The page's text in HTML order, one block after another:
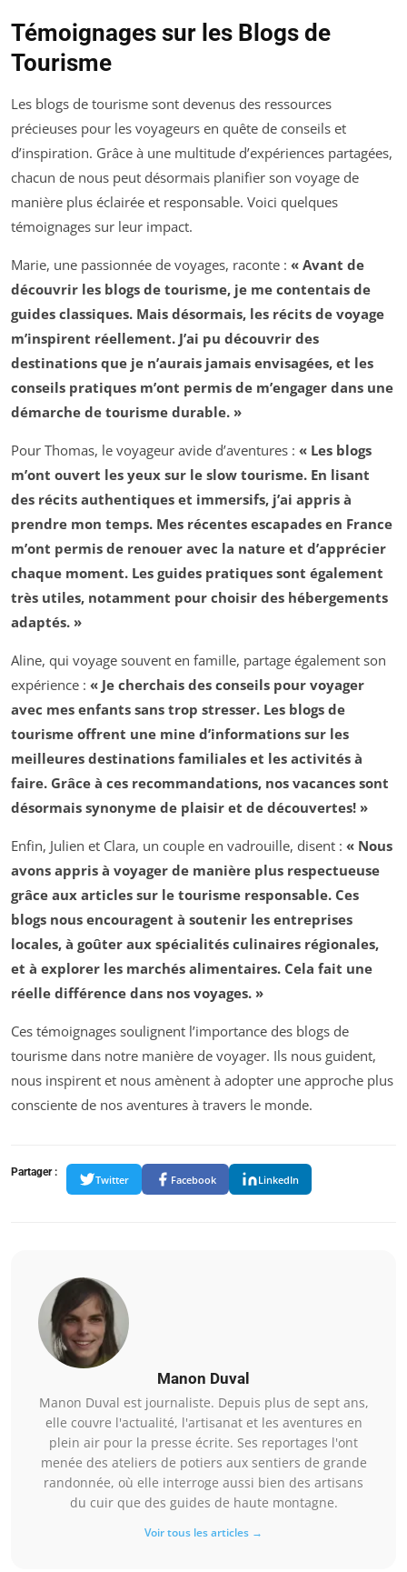
Témoignages sur les Blogs de
Tourisme
Les blogs de tourisme sont devenus des ressources
précieuses pour les voyageurs en quête de conseils et
d’inspiration. Grâce à une multitude d’expériences partagées,
chacun de nous peut désormais planifier son voyage de
manière plus éclairée et responsable. Voici quelques
témoignages sur leur impact.
Marie, une passionnée de voyages, raconte : « Avant de
découvrir les blogs de tourisme, je me contentais de
guides classiques. Mais désormais, les récits de voyage
m’inspirent réellement. J’ai pu découvrir des
destinations que je n’aurais jamais envisagées, et les
conseils pratiques m’ont permis de m’engager dans une
démarche de tourisme durable. »
Pour Thomas, le voyageur avide d’aventures : « Les blogs
m’ont ouvert les yeux sur le slow tourisme. En lisant
des récits authentiques et immersifs, j’ai appris à
prendre mon temps. Mes récentes escapades en France
m’ont permis de renouer avec la nature et d’apprécier
chaque moment. Les guides pratiques sont également
très utiles, notamment pour choisir des hébergements
adaptés. »
Aline, qui voyage souvent en famille, partage également son
expérience : « Je cherchais des conseils pour voyager
avec mes enfants sans trop stresser. Les blogs de
tourisme offrent une mine d’informations sur les
meilleures destinations familiales et les activités à
faire. Grâce à ces recommandations, nos vacances sont
désormais synonyme de plaisir et de découvertes! »
Enfin, Julien et Clara, un couple en vadrouille, disent : « Nous
avons appris à voyager de manière plus respectueuse
grâce aux articles sur le tourisme responsable. Ces
blogs nous encouragent à soutenir les entreprises
locales, à goûter aux spécialités culinaires régionales,
et à explorer les marchés alimentaires. Cela fait une
réelle différence dans nos voyages. »
Ces témoignages soulignent l’importance des blogs de
tourisme dans notre manière de voyager. Ils nous guident,
nous inspirent et nous amènent à adopter une approche plus
consciente de nos aventures à travers le monde.
Partager :
Twitter Facebook LinkedIn
Manon Duval
Manon Duval est journaliste. Depuis plus de sept ans,
elle couvre l'actualité, l'artisanat et les aventures en
plein air pour la presse écrite. Ses reportages l'ont
menée des ateliers de potiers aux sentiers de grande
randonnée, où elle interroge aussi bien des artisans
du cuir que des guides de haute montagne.
Voir tous les articles →